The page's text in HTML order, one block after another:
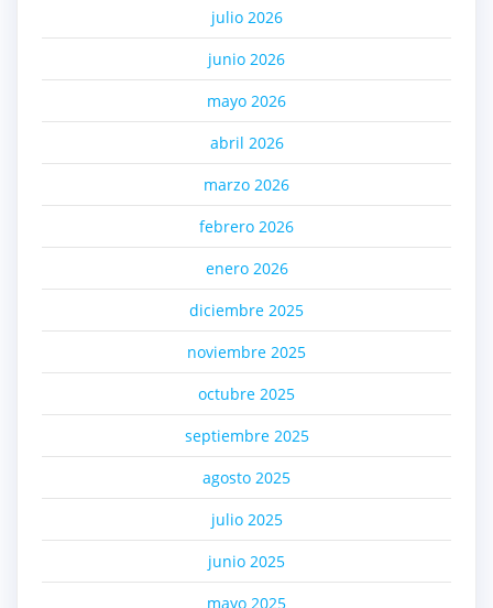
julio 2026
junio 2026
mayo 2026
abril 2026
marzo 2026
febrero 2026
enero 2026
diciembre 2025
noviembre 2025
octubre 2025
septiembre 2025
agosto 2025
julio 2025
junio 2025
mayo 2025